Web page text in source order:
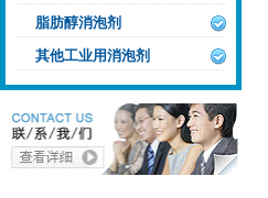
脂肪醇消泡剂
其他工业用消泡剂